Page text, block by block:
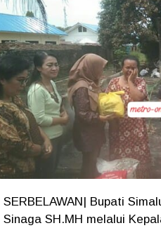
SERBELAWAN| Bupati
Sinaga SH.MH melalui